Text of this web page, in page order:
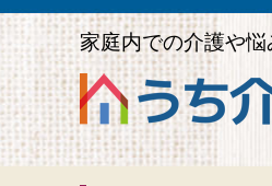
家庭内での介護や